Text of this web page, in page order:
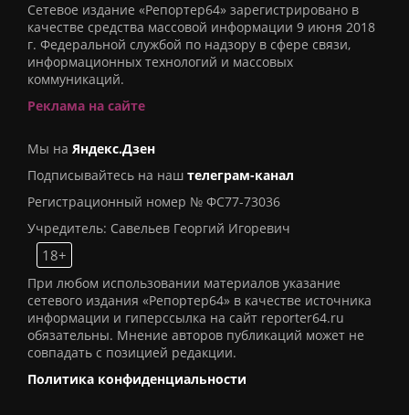
Сетевое издание «Репортер64» зарегистрировано в
качестве средства массовой информации 9 июня 2018
г. Федеральной службой по надзору в сфере связи,
информационных технологий и массовых
коммуникаций.
Реклама на сайте
Мы на Яндекс.Дзен
Подписывайтесь на наш телеграм-канал
Регистрационный номер № ФС77-73036
Учредитель: Савельев Георгий Игоревич
18+
При любом использовании материалов указание
сетевого издания «Репортер64» в качестве источника
информации и гиперссылка на сайт reporter64.ru
обязательны. Мнение авторов публикаций может не
совпадать с позицией редакции.
Политика конфиденциальности